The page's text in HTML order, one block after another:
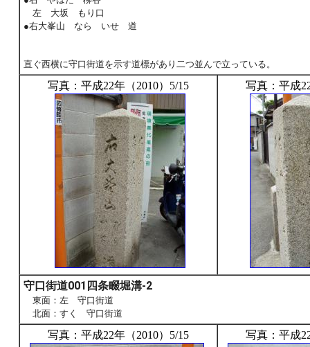
左 大坂 もり口
●右大峯山 なら いせ 道
直ぐ西横に守口街道を示す道標があり二つ並んで立っている。
写真：平成22年（2010）5/15 写真：平成
守口街道001四条畷堀溝-2
東面：左 守口街道
北面：すく 守口街道
写真：平成22年（2010）5/15 写真：平成